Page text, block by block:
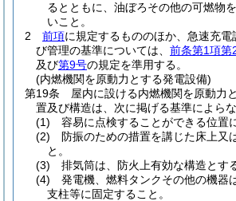
るとともに、油ぼろその他の可燃物
いこと。
2
前項に規定するもののほか、急速充電
び管理の基準については、 前条第1項第
及び第9号の規定を準用する。
(内燃機関を原動力とする発電設備)
第19条
屋内に設ける内燃機関を原動力
置及び構造は、次に掲げる基準によら
(1)
容易に点検することができる位置
(2)
防振のための措置を講じた床上又
と。
(3)
排気筒は、防火上有効な構造とす
(4)
発電機、燃料タンクその他の機器
支柱等に固定すること。